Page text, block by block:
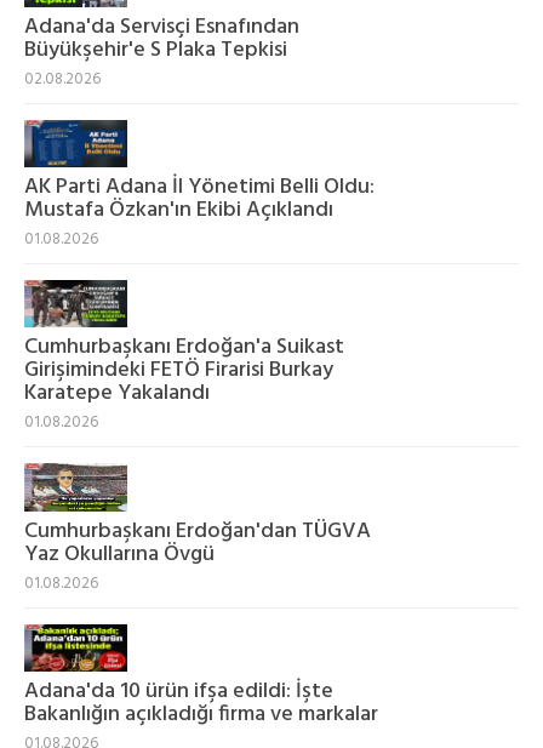
Adana'da Servisçi Esnafından
Büyükşehir'e S Plaka Tepkisi
02.08.2026
AK Parti Adana İl Yönetimi Belli Oldu:
Mustafa Özkan'ın Ekibi Açıklandı
01.08.2026
Cumhurbaşkanı Erdoğan'a Suikast
Girişimindeki FETÖ Firarisi Burkay
Karatepe Yakalandı
01.08.2026
Cumhurbaşkanı Erdoğan'dan TÜGVA
Yaz Okullarına Övgü
01.08.2026
Adana'da 10 ürün ifşa edildi: İşte
Bakanlığın açıkladığı firma ve markalar